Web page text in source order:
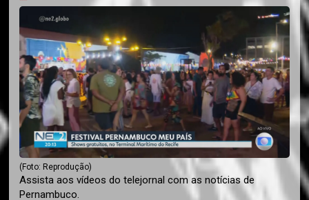
(Foto: Reprodução)
Assista aos vídeos do telejornal com as notícias de
Pernambuco.